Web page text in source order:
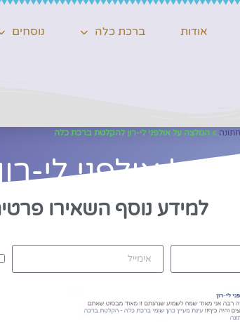
אודות ברכת כלה נוסחים
» המלצה על אולפני לי-רון להקלטת ברכת כלה
על אולפני
למידע נוסף השאירו